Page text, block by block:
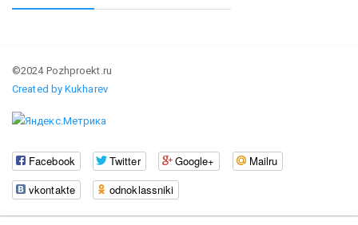
©2024 Pozhproekt.ru
Created by Kukharev
Facebook Twitter Google+
Mailru
vkontakte
odnoklassniki